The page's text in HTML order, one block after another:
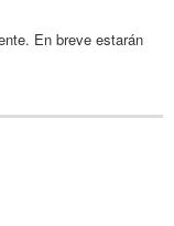
En breve estarán